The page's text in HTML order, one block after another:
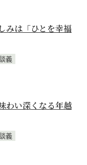
みは「ひとを幸福
義
わい深くなる年越
義